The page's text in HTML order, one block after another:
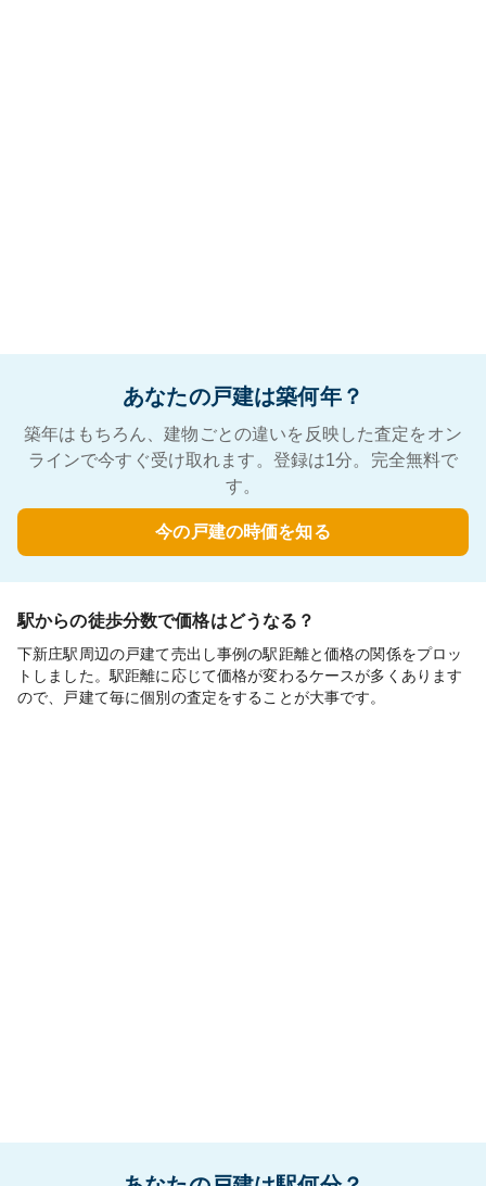
あなたの戸建は築何年？
築年はもちろん、建物ごとの違いを反映した査定をオン
ラインで今すぐ受け取れます。登録は1分。完全無料で
す。
今の戸建の時価を知る
駅からの徒歩分数で価格はどうなる？
下新庄駅周辺の戸建て売出し事例の駅距離と価格の関係をプロッ
トしました。駅距離に応じて価格が変わるケースが多くあります
ので、戸建て毎に個別の査定をすることが大事です。